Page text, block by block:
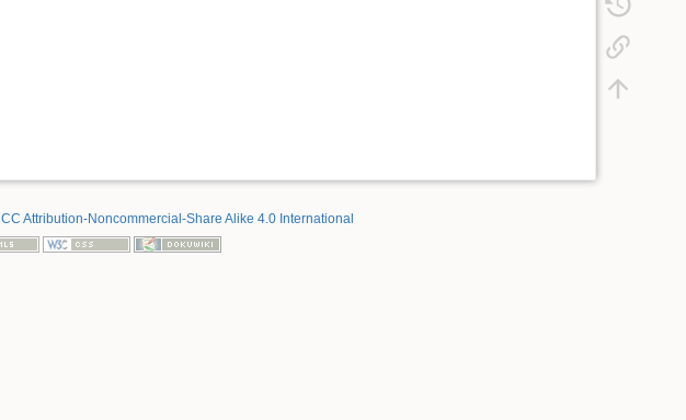
CC Attribution-Noncommercial-Share Alike 4.0 International